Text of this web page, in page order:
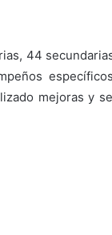
44
mejoras y